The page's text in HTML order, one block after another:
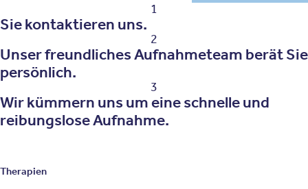
1
Sie kontaktieren uns.
2
Unser freundliches Aufnahmeteam berät Sie
persönlich.
3
Wir kümmern uns um eine schnelle und
reibungslose Aufnahme.
Therapien